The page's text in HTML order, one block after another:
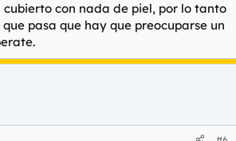
cubierto con nada de piel, por lo tanto
pasa que hay que preocuparse un